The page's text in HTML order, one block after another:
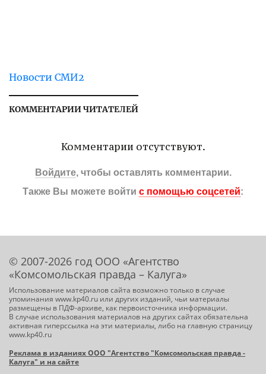
Новости СМИ2
КОММЕНТАРИИ ЧИТАТЕЛЕЙ
Комментарии отсутствуют.
Войдите, чтобы оставлять комментарии.
Также Вы можете войти с помощью соцсетей:
© 2007-2026 год ООО «Агентство
«Комсомольская правда – Калуга»
Использование материалов сайта возможно только в случае
упоминания www.kp40.ru или других изданий, чьи материалы
размещены в ПДФ-архиве, как первоисточника информации.
В случае использования материалов на других сайтах обязательна
активная гиперссылка на эти материалы, либо на главную страницу
www.kp40.ru
Реклама в изданиях ООО "Агентство "Комсомольская правда -
Калуга" и на сайте